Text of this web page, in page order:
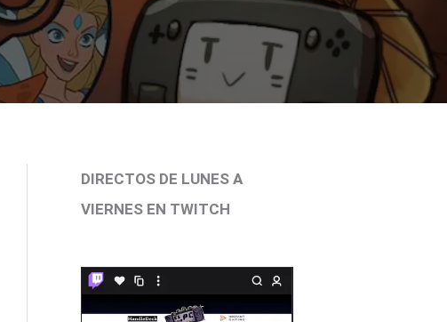
DIRECTOS DE LUNES A
VIERNES EN TWITCH